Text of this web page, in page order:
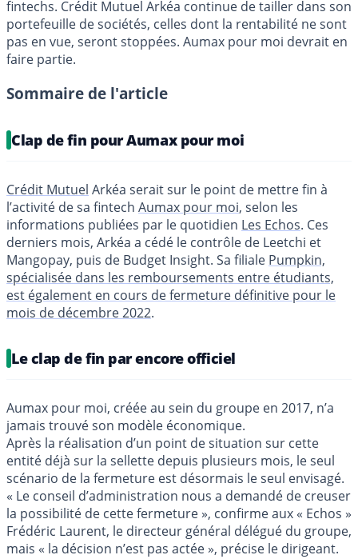
fintechs. Crédit Mutuel Arkéa continue de tailler dans son
portefeuille de sociétés, celles dont la rentabilité ne sont
pas en vue, seront stoppées. Aumax pour moi devrait en
faire partie.
Sommaire de l'article
Clap de fin pour Aumax pour moi
Crédit Mutuel Arkéa serait sur le point de mettre fin à
l’activité de sa fintech Aumax pour moi, selon les
informations publiées par le quotidien Les Echos. Ces
derniers mois, Arkéa a cédé le contrôle de Leetchi et
Mangopay, puis de Budget Insight. Sa filiale Pumpkin,
spécialisée dans les remboursements entre étudiants,
est également en cours de fermeture définitive pour le
mois de décembre 2022.
Le clap de fin par encore officiel
Aumax pour moi, créée au sein du groupe en 2017, n’a
jamais trouvé son modèle économique.
Après la réalisation d’un point de situation sur cette
entité déjà sur la sellette depuis plusieurs mois, le seul
scénario de la fermeture est désormais le seul envisagé.
« Le conseil d’administration nous a demandé de creuser
la possibilité de cette fermeture », confirme aux « Echos »
Frédéric Laurent, le directeur général délégué du groupe,
mais « la décision n’est pas actée », précise le dirigeant.